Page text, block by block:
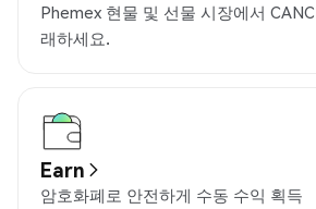
Phemex 현물 및 선물 시장에서
래하세요.
Earn
암호화폐로 안전하게 수동 수익 획득